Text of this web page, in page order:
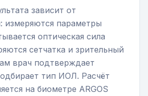
зависит от
измеряются параметры
оптическая сила
сетчатка и зрительный
врач подтверждает
тип ИОЛ. Расчёт
на биометре ARGOS